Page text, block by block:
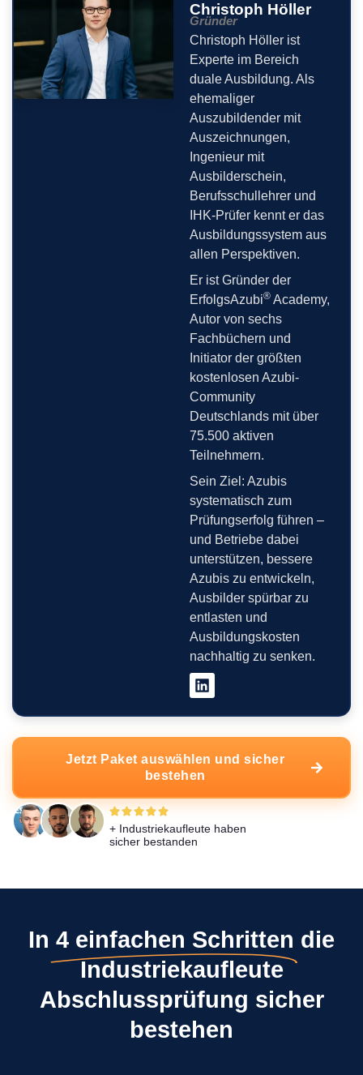
Christoph Höller
Gründer
Christoph Höller ist
Experte im Bereich
duale Ausbildung. Als
ehemaliger
Auszubildender mit
Auszeichnungen,
Ingenieur mit
Ausbilderschein,
Berufsschullehrer und
IHK-Prüfer kennt er das
Ausbildungssystem aus
allen Perspektiven.
Er ist Gründer der
ErfolgsAzubi®Academy,
Autor von sechs
Fachbüchern und
Initiator der größten
kostenlosen Azubi-
Community
Deutschlands mit über
75.500 aktiven
Teilnehmern.
Sein Ziel: Azubis
systematisch zum
Prüfungserfolg führen –
und Betriebe dabei
unterstützen, bessere
Azubis zu entwickeln,
Ausbilder spürbar zu
entlasten und
Ausbildungskosten
nachhaltig zu senken.
Jetzt Paket auswählen und sicher
bestehen
+ Industriekaufleute haben
sicher bestanden
In 4 einfachen Schritten die
Industriekaufleute
Abschlussprüfung sicher
bestehen